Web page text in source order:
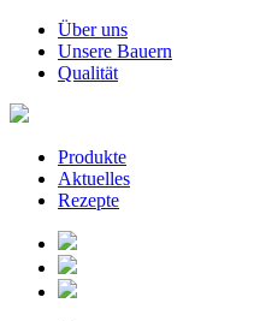
Über uns
Unsere Bauern
Qualität
Produkte
Aktuelles
Rezepte